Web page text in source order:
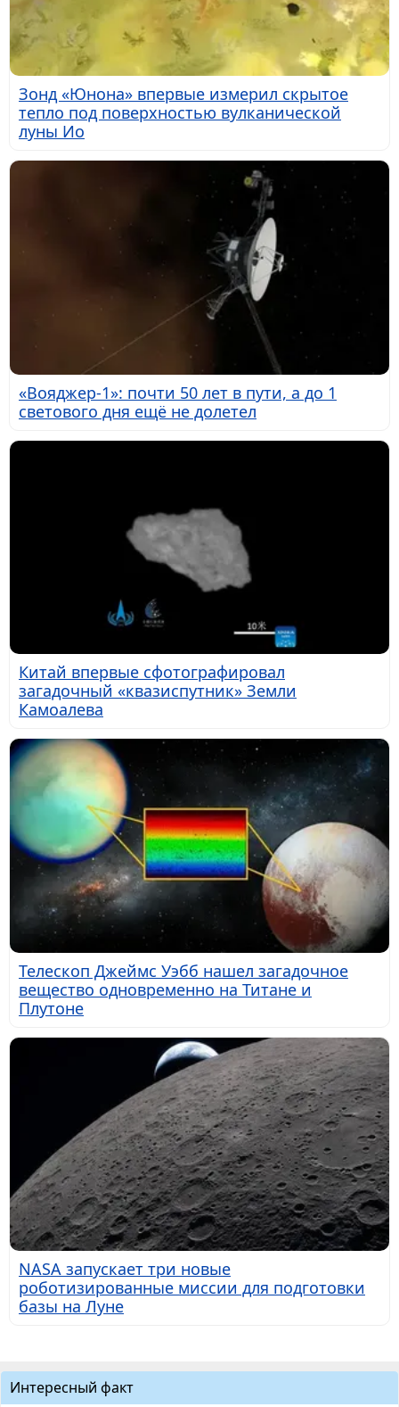
Зонд «Юнона» впервые измерил скрытое
тепло под поверхностью вулканической
луны Ио
«Вояджер-1»: почти 50 лет в пути, а до 1
светового дня ещё не долетел
Китай впервые сфотографировал
загадочный «квазиспутник» Земли
Камоалева
Телескоп Джеймс Уэбб нашел загадочное
вещество одновременно на Титане и
Плутоне
NASA запускает три новые
роботизированные миссии для подготовки
базы на Луне
Интересный факт